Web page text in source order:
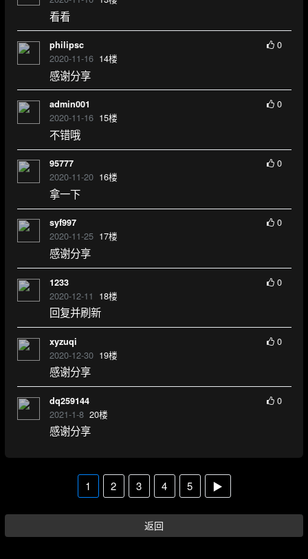
看看
philipsc
2020-11-16 14楼
0
感谢分享
admin001
2020-11-16 15楼
0
不错哦
95777
2020-11-20 16楼
0
拿一下
syf997
2020-11-25 17楼
0
感谢分享
1233
2020-12-11 18楼
0
回复并刷新
xyzuqi
2020-12-30 19楼
0
感谢分享
dq259144
2021-1-8 20楼
0
感谢分享
1 2 3 4 5 ▶
返回